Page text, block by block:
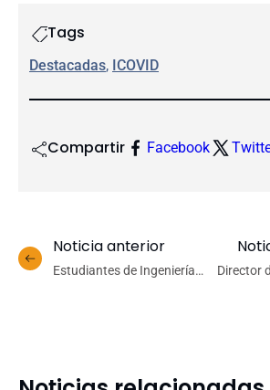
Tags
Destacadas, ICOVID
Compartir Facebook
Noticia anterior
Estudiantes de Ingeniería
Director